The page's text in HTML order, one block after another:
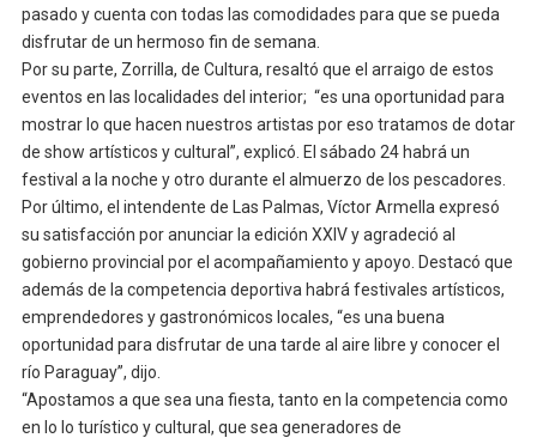
pasado y cuenta con todas las comodidades para que se pueda
disfrutar de un hermoso fin de semana.
Por su parte, Zorrilla, de Cultura, resaltó que el arraigo de estos
eventos en las localidades del interior; “es una oportunidad para
mostrar lo que hacen nuestros artistas por eso tratamos de dotar
de show artísticos y cultural”, explicó. El sábado 24 habrá un
festival a la noche y otro durante el almuerzo de los pescadores.
Por último, el intendente de Las Palmas, Víctor Armella expresó
su satisfacción por anunciar la edición XXIV y agradeció al
gobierno provincial por el acompañamiento y apoyo. Destacó que
además de la competencia deportiva habrá festivales artísticos,
emprendedores y gastronómicos locales, “es una buena
oportunidad para disfrutar de una tarde al aire libre y conocer el
río Paraguay”, dijo.
“Apostamos a que sea una fiesta, tanto en la competencia como
en lo lo turístico y cultural, que sea generadores de